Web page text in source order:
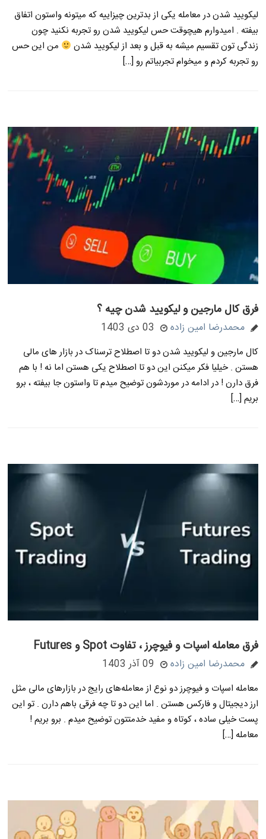
لیکویید شدن در معامله یکی از بدترین چیزاییه که میتونه واستون اتفاق
بیفته . امیدوارم هیچوقت حس لیکویید شدن رو تجربه نکنید چون
زندگی تون تقسیم میشه به قبل و بعد از لیکویید شدن
من این حس
رو تجربه کردم و میخوام تجربیاتم رو […]
فرق کال مارجین و لیکویید شدن چیه ؟
محمدرضا امین زاده 03 دی 1403
کال مارجین و لیکویید شدن دو تا اصطلاح ترسناک در بازار های مالی
هستن . خیلیا فکر میکنن این دو تا اصطلاح یکی هستن اما نه ! با هم
فرق دارن ! در ادامه در موردشون توضیح میدم تا واستون جا بیفته ، برو
بریم […]
فرق معامله اسپات و فیوچرز ، تفاوت Spot و Futures
محمدرضا امین زاده 09 آذر 1403
معامله اسپات و فیوچرز دو نوع از معامله‌های رایج در بازارهای مالی مثل
ارز دیجیتال و فارکس هستن . اما این دو تا چه فرقی باهم دارن . تو این
پست خیلی ساده ، کوتاه و مفید خدمتتون توضیح میدم . برو بریم !
معامله […]